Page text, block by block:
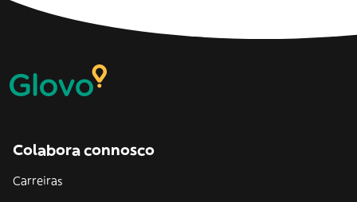
Colabora connosco
Carreiras